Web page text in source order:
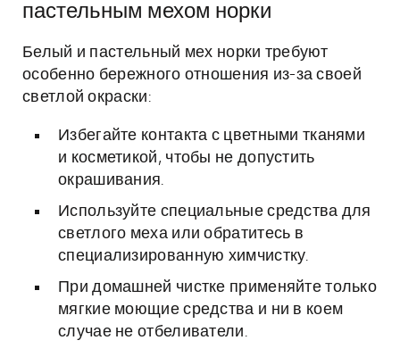
пастельным мехом норки
Белый и пастельный мех норки требуют
особенно бережного отношения из-за своей
светлой окраски:
Избегайте контакта с цветными тканями
и косметикой, чтобы не допустить
окрашивания.
Используйте специальные средства для
светлого меха или обратитесь в
специализированную химчистку.
При домашней чистке применяйте только
мягкие моющие средства и ни в коем
случае не отбеливатели.